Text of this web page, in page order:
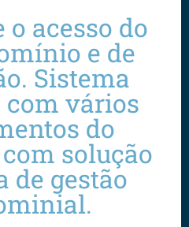
acesso do
e de
Sistema
vários
do
solução
de gestão